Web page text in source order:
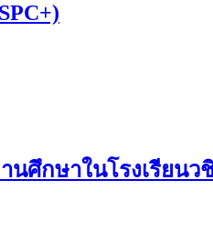
ศึกษาในโรงเรียนว